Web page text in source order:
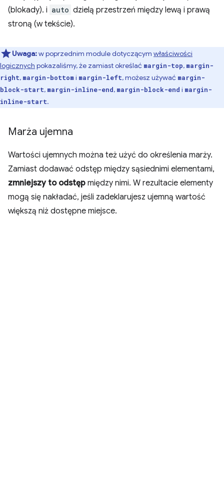
(blokady). i auto dzielą przestrzeń między lewą i prawą
stroną (w tekście).
Uwaga:w poprzednim module dotyczącym właściwości
logicznych pokazaliśmy, że zamiast określać margin-top, margin-
right, margin-bottomi margin-left, możesz używać margin-
block-start, margin-inline-end, margin-block-end i margin-
inline-start.
Marża ujemna
Wartości ujemnych można też użyć do określenia marży.
Zamiast dodawać odstęp między sąsiednimi elementami,
zmniejszy to odstęp między nimi. W rezultacie elementy
mogą się nakładać, jeśli zadeklarujesz ujemną wartość
większą niż dostępne miejsce.